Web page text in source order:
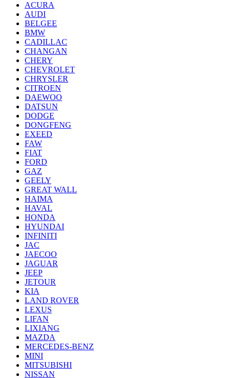
ACURA
AUDI
BELGEE
BMW
CADILLAC
CHANGAN
CHERY
CHEVROLET
CHRYSLER
CITROEN
DAEWOO
DATSUN
DODGE
DONGFENG
EXEED
FAW
FIAT
FORD
GAZ
GEELY
GREAT WALL
HAIMA
HAVAL
HONDA
HYUNDAI
INFINITI
JAC
JAECOO
JAGUAR
JEEP
JETOUR
KIA
LAND ROVER
LEXUS
LIFAN
LIXIANG
MAZDA
MERCEDES-BENZ
MINI
MITSUBISHI
NISSAN